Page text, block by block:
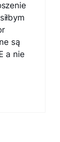
są
a nie